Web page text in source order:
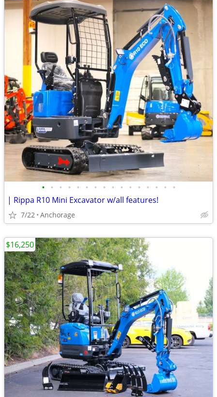
• • • • • • • • • • • • • • • •
| Rippa R10 Mini Excavator w/all features!
7/22 Anchorage
$16,250